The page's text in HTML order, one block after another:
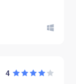
4